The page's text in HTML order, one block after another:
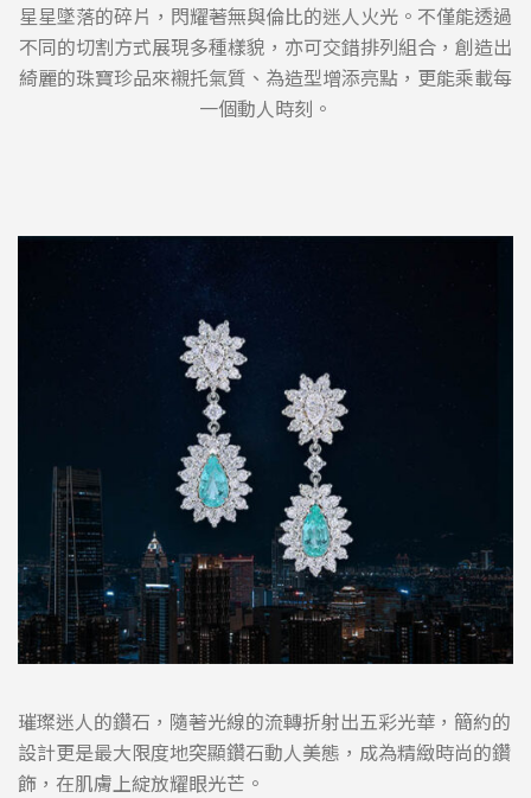
星星墜落的碎片，閃耀著無與倫比的迷人火光。不僅能透過
不同的切割方式展現多種樣貌，亦可交錯排列組合，創造出
綺麗的珠寶珍品來襯托氣質、為造型增添亮點，更能乘載每
一個動人時刻。
璀璨迷人的鑽石，隨著光線的流轉折射出五彩光華，簡約的
設計更是最大限度地突顯鑽石動人美態，成為精緻時尚的鑽
飾，在肌膚上綻放耀眼光芒。